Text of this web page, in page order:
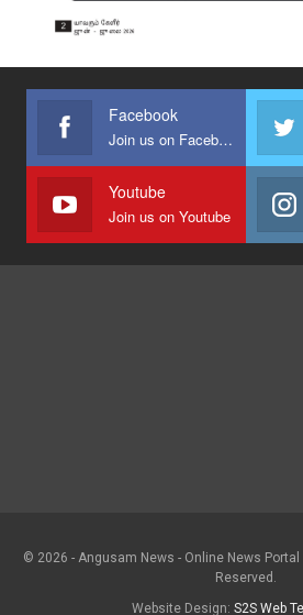
Facebook
Join us on Facebook
Youtube
Join us on Youtube
© 2026 - Angusam News - Online News
Reserved.
Website Design: S2S Web